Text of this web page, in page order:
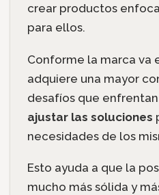
crear productos
para ellos.
Conforme la marca va
adquiere una mayor
desafíos que
ajustar las soluciones
necesidades de los
Esto ayuda a que la
mucho más sólida y